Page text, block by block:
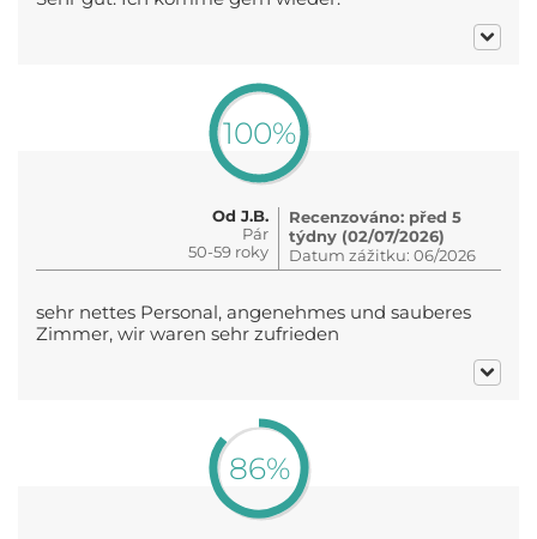
100%
Od J.B.
Pár
50-59 roky
Recenzováno: před 5
týdny (02/07/2026)
Datum zážitku: 06/2026
sehr nettes Personal, angenehmes und sauberes
Zimmer, wir waren sehr zufrieden
86%